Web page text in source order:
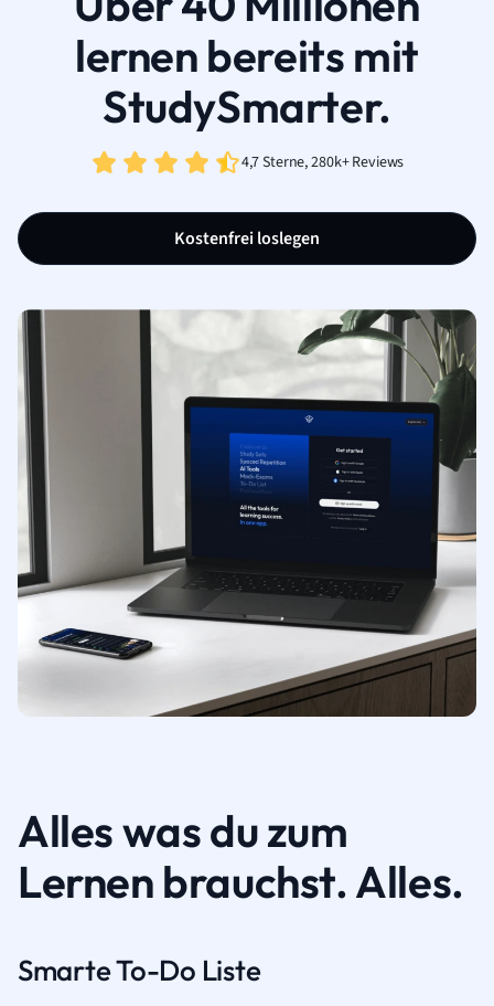
lernen bereits mit
StudySmarter.
4,7 Sterne, 280k+ Reviews
Kostenfrei loslegen
Alles was du zum
Lernen brauchst. Alles.
Smarte To-Do Liste